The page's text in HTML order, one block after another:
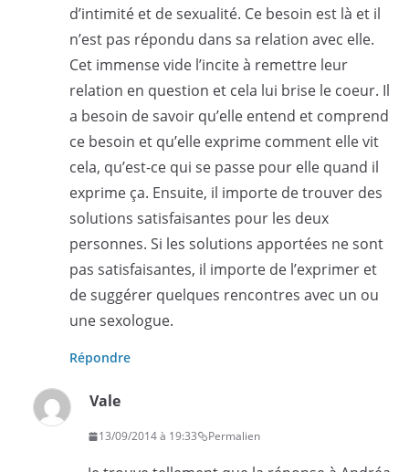
d’intimité et de sexualité. Ce besoin est là et il
n’est pas répondu dans sa relation avec elle.
Cet immense vide l’incite à remettre leur
relation en question et cela lui brise le coeur. Il
a besoin de savoir qu’elle entend et comprend
ce besoin et qu’elle exprime comment elle vit
cela, qu’est-ce qui se passe pour elle quand il
exprime ça. Ensuite, il importe de trouver des
solutions satisfaisantes pour les deux
personnes. Si les solutions apportées ne sont
pas satisfaisantes, il importe de l’exprimer et
de suggérer quelques rencontres avec un ou
une sexologue.
Répondre
Vale
13/09/2014 à 19:33 Permalien